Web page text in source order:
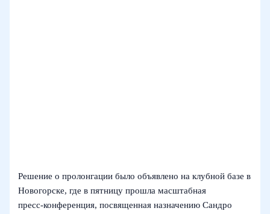
Решение о пролонгации было объявлено на клубной базе в
Новогорске, где в пятницу прошла масштабная
пресс‑конференция, посвященная назначению Сандро